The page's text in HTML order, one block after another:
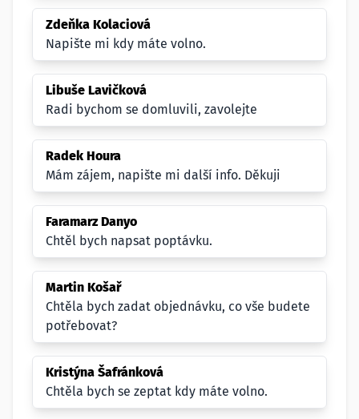
Zdeňka Kolaciová
Napište mi kdy máte volno.
Libuše Lavičková
Radi bychom se domluvili, zavolejte
Radek Houra
Mám zájem, napište mi další info. Děkuji
Faramarz Danyo
Chtěl bych napsat poptávku.
Martin Košař
Chtěla bych zadat objednávku, co vše budete
potřebovat?
Kristýna Šafránková
Chtěla bych se zeptat kdy máte volno.